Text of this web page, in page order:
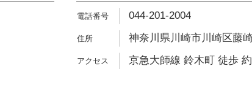
044-201-2004
神奈川県川崎市川崎区藤
京急大師線 鈴木町 徒歩